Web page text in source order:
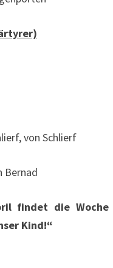
von Schlierf
Bernad
findet die
Kind!“